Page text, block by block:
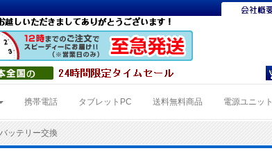
携帯電話 タブレットPC 送料無料商品 電源ユニット
ッテリー交換